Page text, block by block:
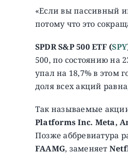
«Если вы пассивный
потому что это
SPDR S&P 500 ETF (SPY
500, по состоянию
упал на 18,7% в этом
доля всех акций
Так называемые
Platforms Inc. Meta,
Позже аббревиатура
FAAMG, заменяет